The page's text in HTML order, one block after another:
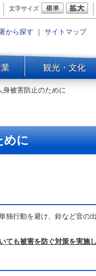
文字サイズ
から探す ｜ サイトマップ
観光・文化
身被害防止のために
めに
独行動を避け、鈴など音の
ても被害を防ぐ対策を実施